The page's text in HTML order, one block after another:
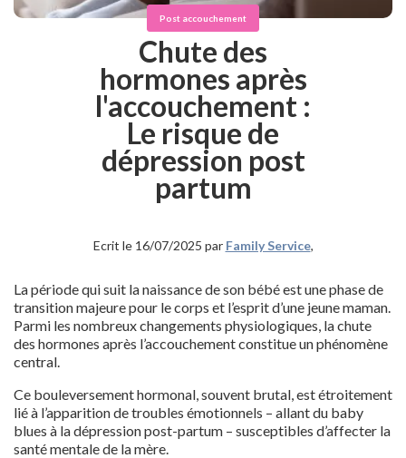
Post accouchement
Chute des
hormones après
l'accouchement :
Le risque de
dépression post
partum
Ecrit le 16/07/2025 par Family Service,
La période qui suit la naissance de son bébé est une phase de
transition majeure pour le corps et l’esprit d’une jeune maman.
Parmi les nombreux changements physiologiques, la chute
des hormones après l’accouchement constitue un phénomène
central.
Ce bouleversement hormonal, souvent brutal, est étroitement
lié à l’apparition de troubles émotionnels – allant du baby
blues à la dépression post-partum – susceptibles d’affecter la
santé mentale de la mère.